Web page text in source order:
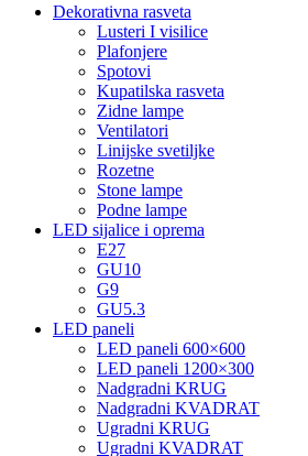
Dekorativna rasveta
Lusteri I visilice
Plafonjere
Spotovi
Kupatilska rasveta
Zidne lampe
Ventilatori
Linijske svetiljke
Rozetne
Stone lampe
Podne lampe
LED sijalice i oprema
E27
GU10
G9
GU5.3
LED paneli
LED paneli 600×600
LED paneli 1200×300
Nadgradni KRUG
Nadgradni KVADRAT
Ugradni KRUG
Ugradni KVADRAT